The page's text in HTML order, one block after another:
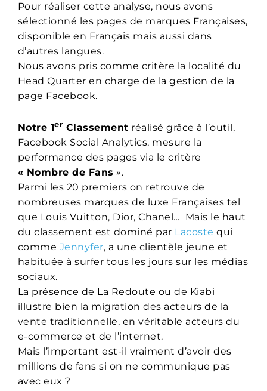
Pour réaliser cette analyse, nous avons
sélectionné les pages de marques Françaises,
disponible en Français mais aussi dans
d’autres langues.
Nous avons pris comme critère la localité du
Head Quarter en charge de la gestion de la
page Facebook.
Notre 1er Classement réalisé grâce à l’outil,
Facebook Social Analytics, mesure la
performance des pages via le critère
« Nombre de Fans ».
Parmi les 20 premiers on retrouve de
nombreuses marques de luxe Françaises tel
que Louis Vuitton, Dior, Chanel… Mais le haut
du classement est dominé par Lacoste qui
comme Jennyfer, a une clientèle jeune et
habituée à surfer tous les jours sur les médias
sociaux.
La présence de La Redoute ou de Kiabi
illustre bien la migration des acteurs de la
vente traditionnelle, en véritable acteurs du
e-commerce et de l’internet.
Mais l’important est-il vraiment d’avoir des
millions de fans si on ne communique pas
avec eux ?